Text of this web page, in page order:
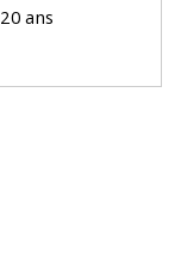
ans